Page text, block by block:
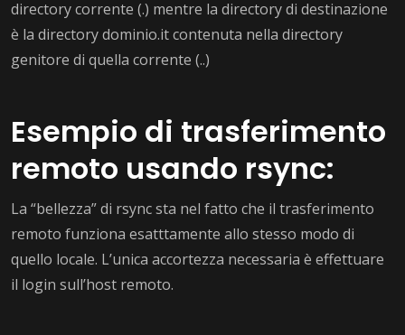
directory corrente (.) mentre la directory di destinazione
è la directory dominio.it contenuta nella directory
genitore di quella corrente (..)
Esempio di trasferimento
remoto usando rsync:
La “bellezza” di rsync sta nel fatto che il trasferimento
remoto funziona esatttamente allo stesso modo di
quello locale. L’unica accortezza necessaria è effettuare
il login sull’host remoto.